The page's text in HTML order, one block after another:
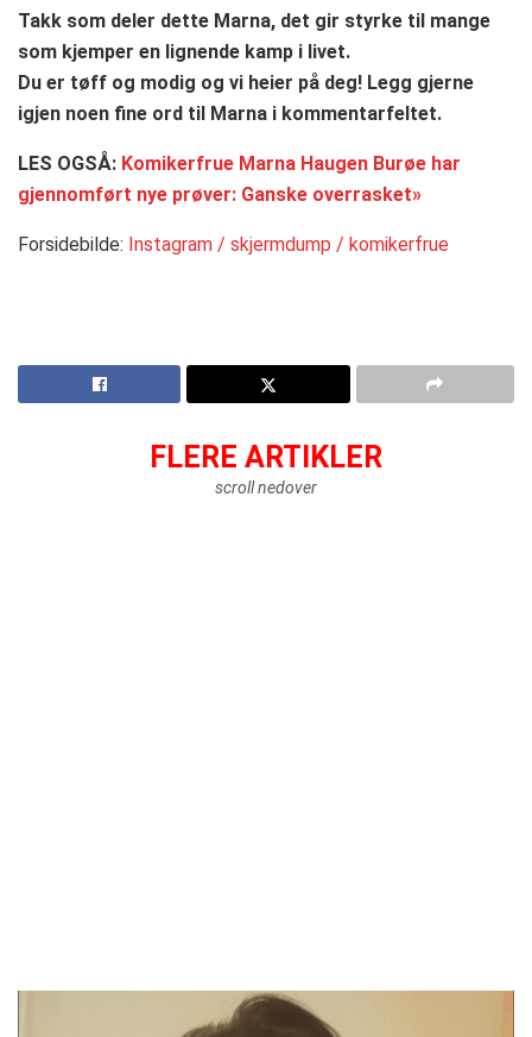
Takk som deler dette Marna, det gir styrke til mange
som kjemper en lignende kamp i livet.
Du er tøff og modig og vi heier på deg! Legg gjerne
igjen noen fine ord til Marna i kommentarfeltet.
LES OGSÅ: Komikerfrue Marna Haugen Burøe har
gjennomført nye prøver: Ganske overrasket»
Forsidebilde: Instagram / skjermdump / komikerfrue
FLERE ARTIKLER
scroll nedover